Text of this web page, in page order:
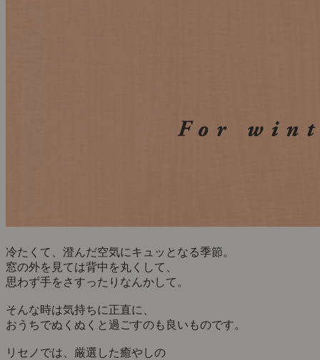
冷たくて、澄んだ空気にキュッとなる季節。
窓の外を見ては背中を丸くして、
思わず手をさすったりなんかして。
そんな時は気持ちに正直に、
おうちでぬくぬくと過ごすのも良いものです。
リセノでは、厳選した癒やしの